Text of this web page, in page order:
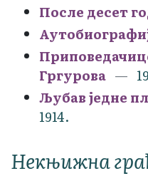
После десет
Гргурова
Љубав једне
1914.
Некњижна